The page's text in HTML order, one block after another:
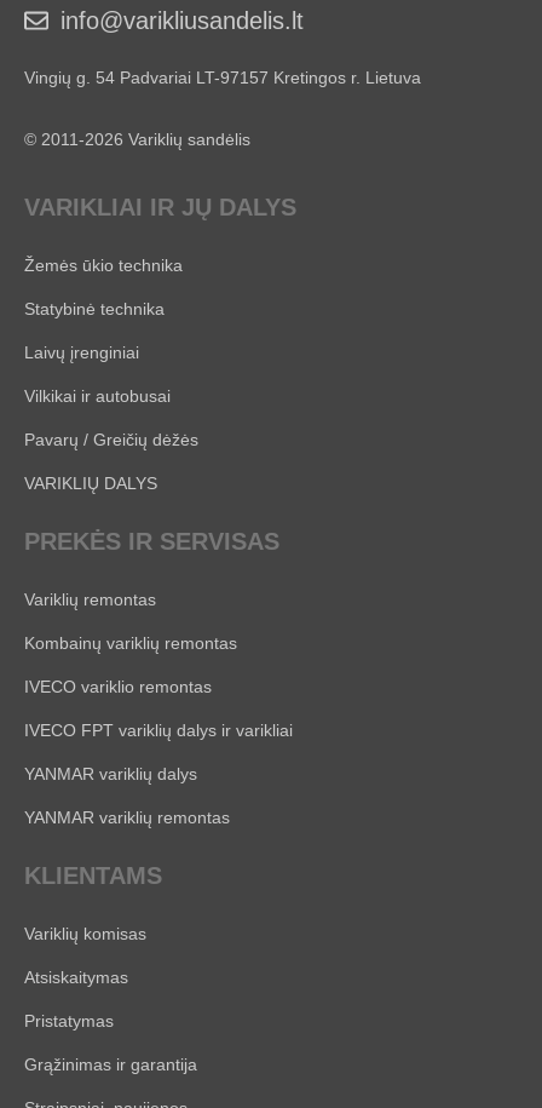
info@varikliusandelis.lt
Vingių g. 54 Padvariai LT-97157 Kretingos r. Lietuva
© 2011-2026 Variklių sandėlis
VARIKLIAI IR JŲ DALYS
Žemės ūkio technika
Statybinė technika
Laivų įrenginiai
Vilkikai ir autobusai
Pavarų / Greičių dėžės
VARIKLIŲ DALYS
PREKĖS IR SERVISAS
Variklių remontas
Kombainų variklių remontas
IVECO variklio remontas
IVECO FPT variklių dalys ir varikliai
YANMAR variklių dalys
YANMAR variklių remontas
KLIENTAMS
Variklių komisas
Atsiskaitymas
Pristatymas
Grąžinimas ir garantija